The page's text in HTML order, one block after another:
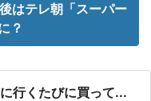
はテレ朝「スーパー
？
行くたびに買って...